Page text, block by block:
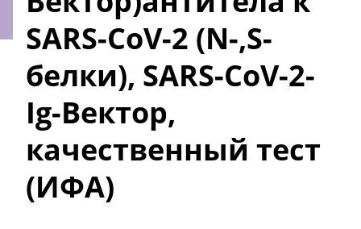
SARS-CoV-2 (N-,S-
белки), SARS-CoV-2-
Ig-Вектор,
качественный тест
(ИФА)